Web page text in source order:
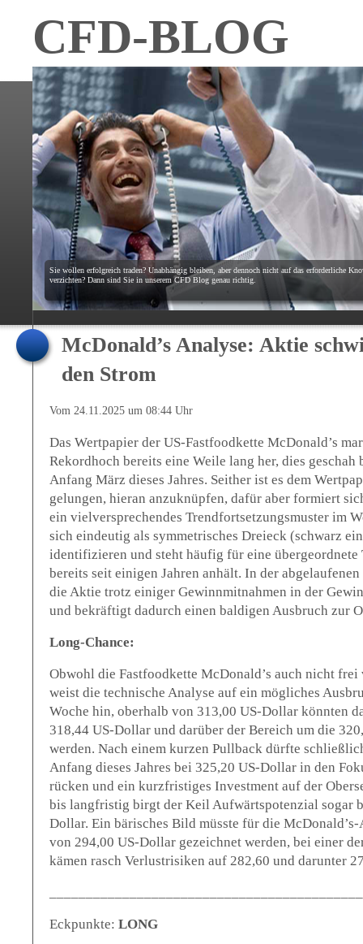
CFD-BLOG
Sie wollen erfolgreich traden? Unabhängig bleiben, aber dennoch nicht auf das erforderliche
verzichten? Dann sind Sie in unserem CFD Blog genau richtig.
McDonald’s Analyse: Aktie
den Strom
Vom 24.11.2025 um 08:44 Uhr
Das Wertpapier der US-Fastfoodkette McDonald’s
Rekordhoch bereits eine Weile lang her, dies
Anfang März dieses Jahres. Seither ist es dem
gelungen, hieran anzuknüpfen, dafür aber formiert
ein vielversprechendes Trendfortsetzungsmuster im
sich eindeutig als symmetrisches Dreieck (schwarz
identifizieren und steht häufig für eine übergeordnete
bereits seit einigen Jahren anhält. In der
die Aktie trotz einiger Gewinnmitnahmen in der
und bekräftigt dadurch einen baldigen Ausbruch zur
Long-Chance:
Obwohl die Fastfoodkette McDonald’s auch nicht
weist die technische Analyse auf ein mögliches
Woche hin, oberhalb von 313,00 US-Dollar könnten
318,44 US-Dollar und darüber der Bereich um die
werden. Nach einem kurzen Pullback dürfte
Anfang dieses Jahres bei 325,20 US-Dollar in den
rücken und ein kurzfristiges Investment auf der
bis langfristig birgt der Keil Aufwärtspotenzial sogar
Dollar. Ein bärisches Bild müsste für die
von 294,00 US-Dollar gezeichnet werden, bei einer
kämen rasch Verlustrisiken auf 282,60 und darunter
Eckpunkte: LONG